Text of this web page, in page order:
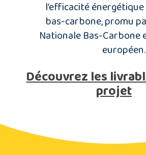
l’efficacité
bas-carbone, promu
Nationale Bas-Carbone
européen.
Découvrez les
projet